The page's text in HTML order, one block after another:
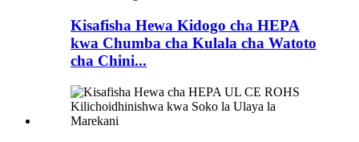
Kisafisha Hewa Kidogo cha HEPA
kwa Chumba cha Kulala cha Watoto
cha Chini...